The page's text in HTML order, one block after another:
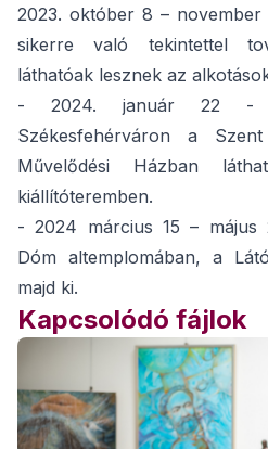
2023. október 8 –
sikerre való tekintettel
láthatóak lesznek az
- 2024. január 22 -
Székesfehérváron a
Művelődési Házban
kiállítóteremben.
- 2024 március 15 – május
Dóm altemplomában, a
majd ki.
Kapcsolódó fájlok